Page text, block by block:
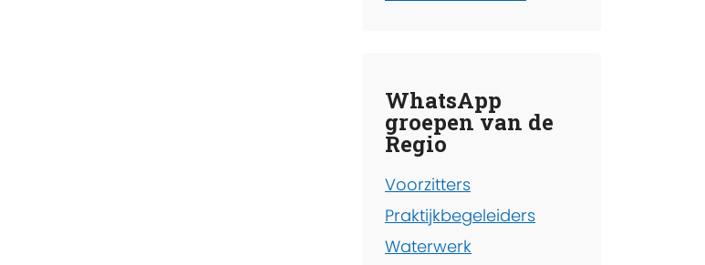
WhatsApp
groepen van de
Regio
Voorzitters
Praktijkbegeleiders
Waterwerk